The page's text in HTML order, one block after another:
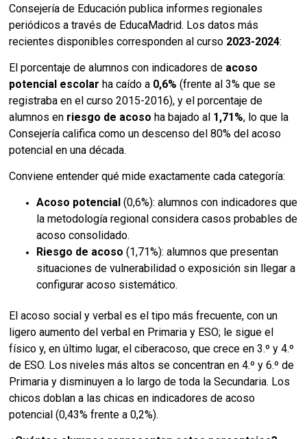
Consejería de Educación publica informes regionales
periódicos a través de EducaMadrid. Los datos más
recientes disponibles corresponden al curso 2023-2024:
El porcentaje de alumnos con indicadores de acoso
potencial escolar ha caído a 0,6% (frente al 3% que se
registraba en el curso 2015-2016), y el porcentaje de
alumnos en riesgo de acoso ha bajado al 1,71%, lo que la
Consejería califica como un descenso del 80% del acoso
potencial en una década.
Conviene entender qué mide exactamente cada categoría:
Acoso potencial (0,6%): alumnos con indicadores que
la metodología regional considera casos probables de
acoso consolidado.
Riesgo de acoso (1,71%): alumnos que presentan
situaciones de vulnerabilidad o exposición sin llegar a
configurar acoso sistemático.
El acoso social y verbal es el tipo más frecuente, con un
ligero aumento del verbal en Primaria y ESO; le sigue el
físico y, en último lugar, el ciberacoso, que crece en 3.º y 4.º
de ESO. Los niveles más altos se concentran en 4.º y 6.º de
Primaria y disminuyen a lo largo de toda la Secundaria. Los
chicos doblan a las chicas en indicadores de acoso
potencial (0,43% frente a 0,2%).